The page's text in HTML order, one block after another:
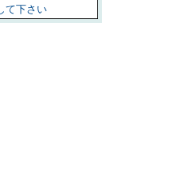
て下さい